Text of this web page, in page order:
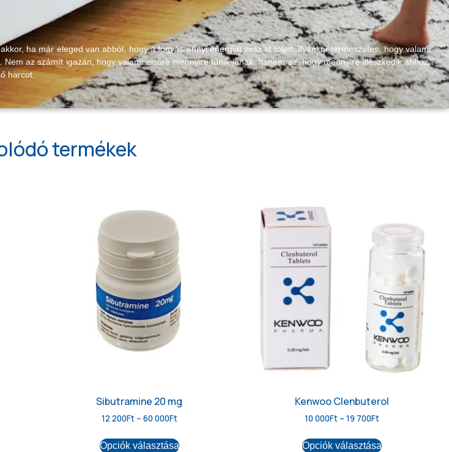
ha már eleged van abból, hogy a fogyás ennyi energiát vesz el tőled. Ilyenkor természetes, hogy valami
az számít igazán, hogy valami elsőre mennyire tűnik jónak, hanem az, hogy mennyire illeszkedik ahhoz,
harcot.
termékek
Sibutramine 20 mg
12 200Ft – 60 000Ft
Opciók választása
Kenwoo Clenbuterol
10 000Ft – 19 700Ft
Opciók választása